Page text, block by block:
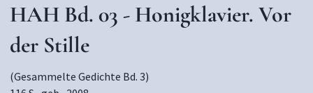
HAH Bd. 03 - Honigklavier. Vor
der Stille
(Gesammelte Gedichte Bd. 3)